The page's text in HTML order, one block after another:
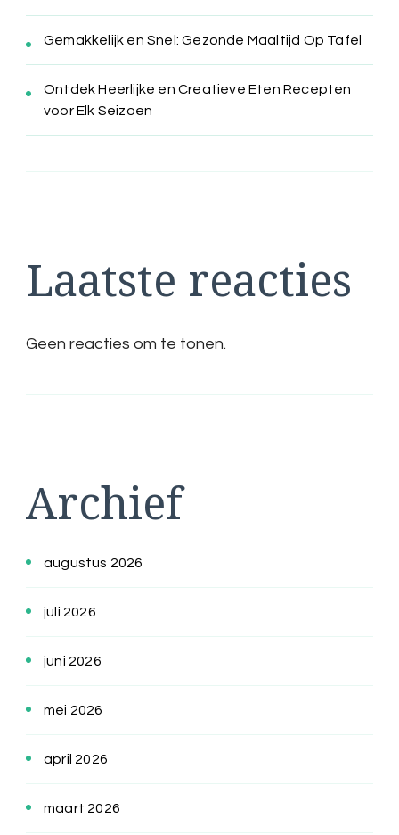
Gemakkelijk en Snel: Gezonde Maaltijd Op Tafel
Ontdek Heerlijke en Creatieve Eten Recepten
voor Elk Seizoen
Laatste reacties
Geen reacties om te tonen.
Archief
augustus 2026
juli 2026
juni 2026
mei 2026
april 2026
maart 2026